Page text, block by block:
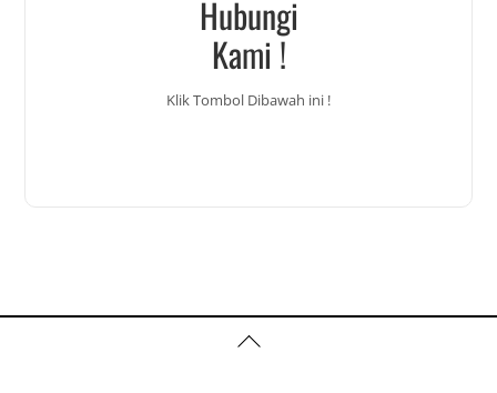
Hubungi
Kami !
Klik Tombol Dibawah ini !
Back
To